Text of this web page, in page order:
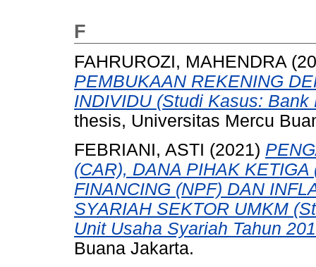
F
FAHRUROZI, MAHENDRA
PEMBUKAAN REKENING
INDIVIDU (Studi Kasus:
thesis, Universitas Mercu
FEBRIANI, ASTI (2021)
(CAR), DANA PIHAK
FINANCING (NPF) DAN
SYARIAH SEKTOR UMKM
Unit Usaha Syariah Tahun
Buana Jakarta.